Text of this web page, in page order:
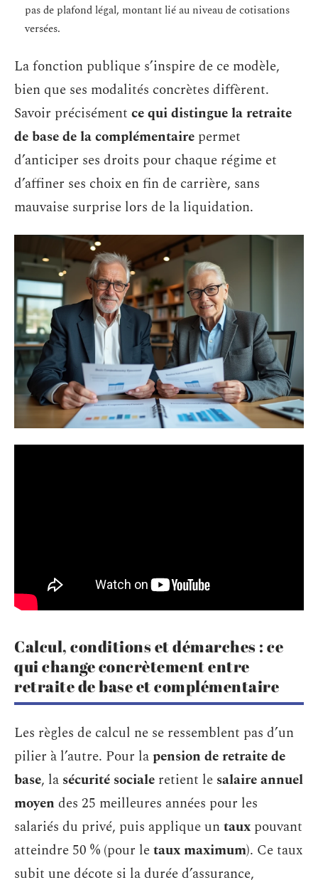
pas de plafond légal, montant lié au niveau de cotisations
versées.
La fonction publique s’inspire de ce modèle,
bien que ses modalités concrètes diffèrent.
Savoir précisément ce qui distingue la retraite
de base de la complémentaire permet
d’anticiper ses droits pour chaque régime et
d’affiner ses choix en fin de carrière, sans
mauvaise surprise lors de la liquidation.
Calcul, conditions et démarches : ce
qui change concrètement entre
retraite de base et complémentaire
Les règles de calcul ne se ressemblent pas d’un
pilier à l’autre. Pour lapension de retraite de
base, la sécurité sociale retient le salaire annuel
moyendes 25 meilleures années pour les
salariés du privé, puis applique untaux pouvant
atteindre 50 % (pour letaux maximum). Ce taux
subit une décote si la durée d’assurance,